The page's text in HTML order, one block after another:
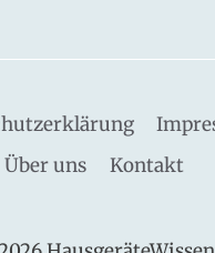
Über uns
Kontakt